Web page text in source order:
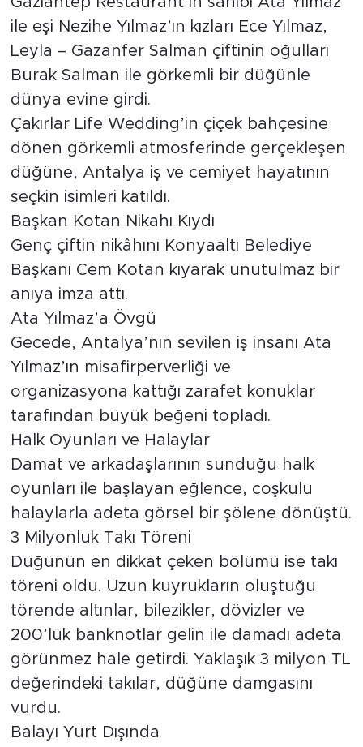
ile eşi Nezihe Yılmaz’ın kızları Ece Yılmaz,
Leyla – Gazanfer Salman çiftinin oğulları
Burak Salman ile görkemli bir düğünle
dünya evine girdi.
Çakırlar Life Wedding’in çiçek bahçesine
dönen görkemli atmosferinde gerçekleşen
düğüne, Antalya iş ve cemiyet hayatının
seçkin isimleri katıldı.
Başkan Kotan Nikahı Kıydı
Genç çiftin nikâhını Konyaaltı Belediye
Başkanı Cem Kotan kıyarak unutulmaz bir
anıya imza attı.
Ata Yılmaz’a Övgü
Gecede, Antalya’nın sevilen iş insanı Ata
Yılmaz’ın misafirperverliği ve
organizasyona kattığı zarafet konuklar
tarafından büyük beğeni topladı.
Halk Oyunları ve Halaylar
Damat ve arkadaşlarının sunduğu halk
oyunları ile başlayan eğlence, coşkulu
halaylarla adeta görsel bir şölene dönüştü.
3 Milyonluk Takı Töreni
Düğünün en dikkat çeken bölümü ise takı
töreni oldu. Uzun kuyrukların oluştuğu
törende altınlar, bilezikler, dövizler ve
200’lük banknotlar gelin ile damadı adeta
görünmez hale getirdi. Yaklaşık 3 milyon TL
değerindeki takılar, düğüne damgasını
vurdu.
Balayı Yurt Dışında